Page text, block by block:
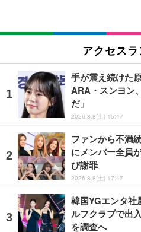
アクセス
手が震え続けた
ARA・スンヨン
だ」
2026.8.8(土) 15:47
ファンから不満
にメンバー全員
び謝罪
2026.8.8(土) 17:47
韓国YGエンタ
ルフクラブで出
を調査へ